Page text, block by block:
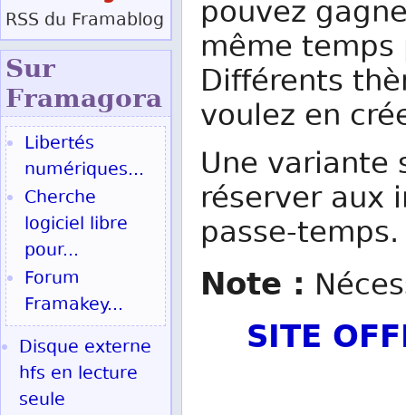
pouvez
même
Différents
voulez en
Une variante
réserver aux
passe-temps.
Note :
SITE
RSS du Framablog
Sur
Framagora
Libertés
numériques...
Cherche
logiciel libre
pour...
Forum
Framakey...
Disque externe
hfs en lecture
seule